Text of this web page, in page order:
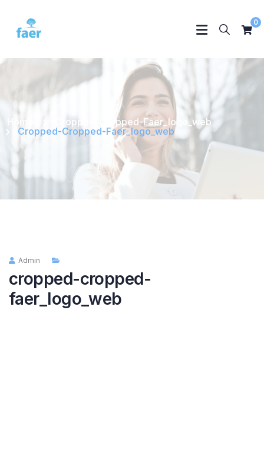
0
Home
Cropped-Cropped-Faer_logo_web
Cropped-Cropped-Faer_logo_web
Admin
cropped-cropped-
faer_logo_web